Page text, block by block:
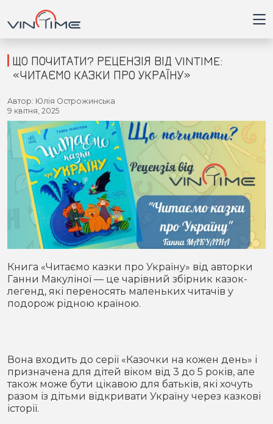
Головна
Війна
Новини
Кримінал
Здоров'я
Приватна думка
В кулуарах
Місто
Життя
Конфлікти
Партнери
Спорт
Футбол
Контакти
ЩО ПОЧИТАТИ? РЕЦЕНЗІЯ ВІД VINTIME:
«ЧИТАЄМО КАЗКИ ПРО УКРАЇНУ»
Автор: Юлія Острожинська
9 квітня, 2025
Книга «Читаємо казки про Україну» від авторки
Ганни Макуліної — це чарівний збірник казок-
легенд, які переносять маленьких читачів у
подорож рідною країною.
Вона входить до серії «Казочки на кожен день» і
призначена для дітей віком від 3 до 5 років, але
також може бути цікавою для батьків, які хочуть
разом із дітьми відкривати Україну через казкові
історії.